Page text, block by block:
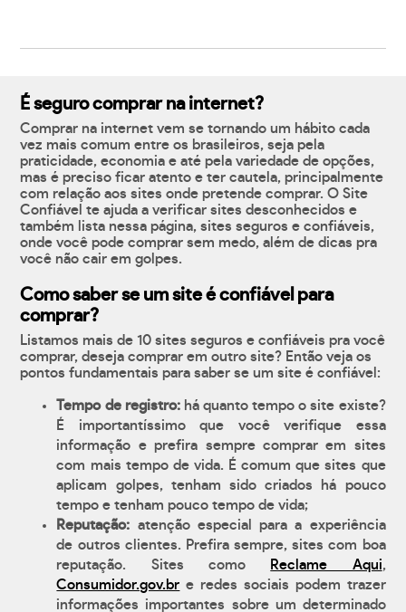
É seguro comprar na internet?
Comprar na internet vem se tornando um hábito cada
vez mais comum entre os brasileiros, seja pela
praticidade, economia e até pela variedade de opções,
mas é preciso ficar atento e ter cautela, principalmente
com relação aos sites onde pretende comprar. O Site
Confiável te ajuda a verificar sites desconhecidos e
também lista nessa página, sites seguros e confiáveis,
onde você pode comprar sem medo, além de dicas pra
você não cair em golpes.
Como saber se um site é confiável para
comprar?
Listamos mais de 10 sites seguros e confiáveis pra você
comprar, deseja comprar em outro site? Então veja os
pontos fundamentais para saber se um site é confiável:
Tempo de registro:há quanto tempo o site existe?
É importantíssimo que você verifique essa
informação e prefira sempre comprar em sites
com mais tempo de vida. É comum que sites que
aplicam golpes, tenham sido criados há pouco
tempo e tenham pouco tempo de vida;
Reputação: atenção especial para a experiência
de outros clientes. Prefira sempre, sites com boa
reputação. Sites como
Reclame Aqui,
Consumidor.gov.br e redes sociais podem trazer
informações importantes sobre um determinado